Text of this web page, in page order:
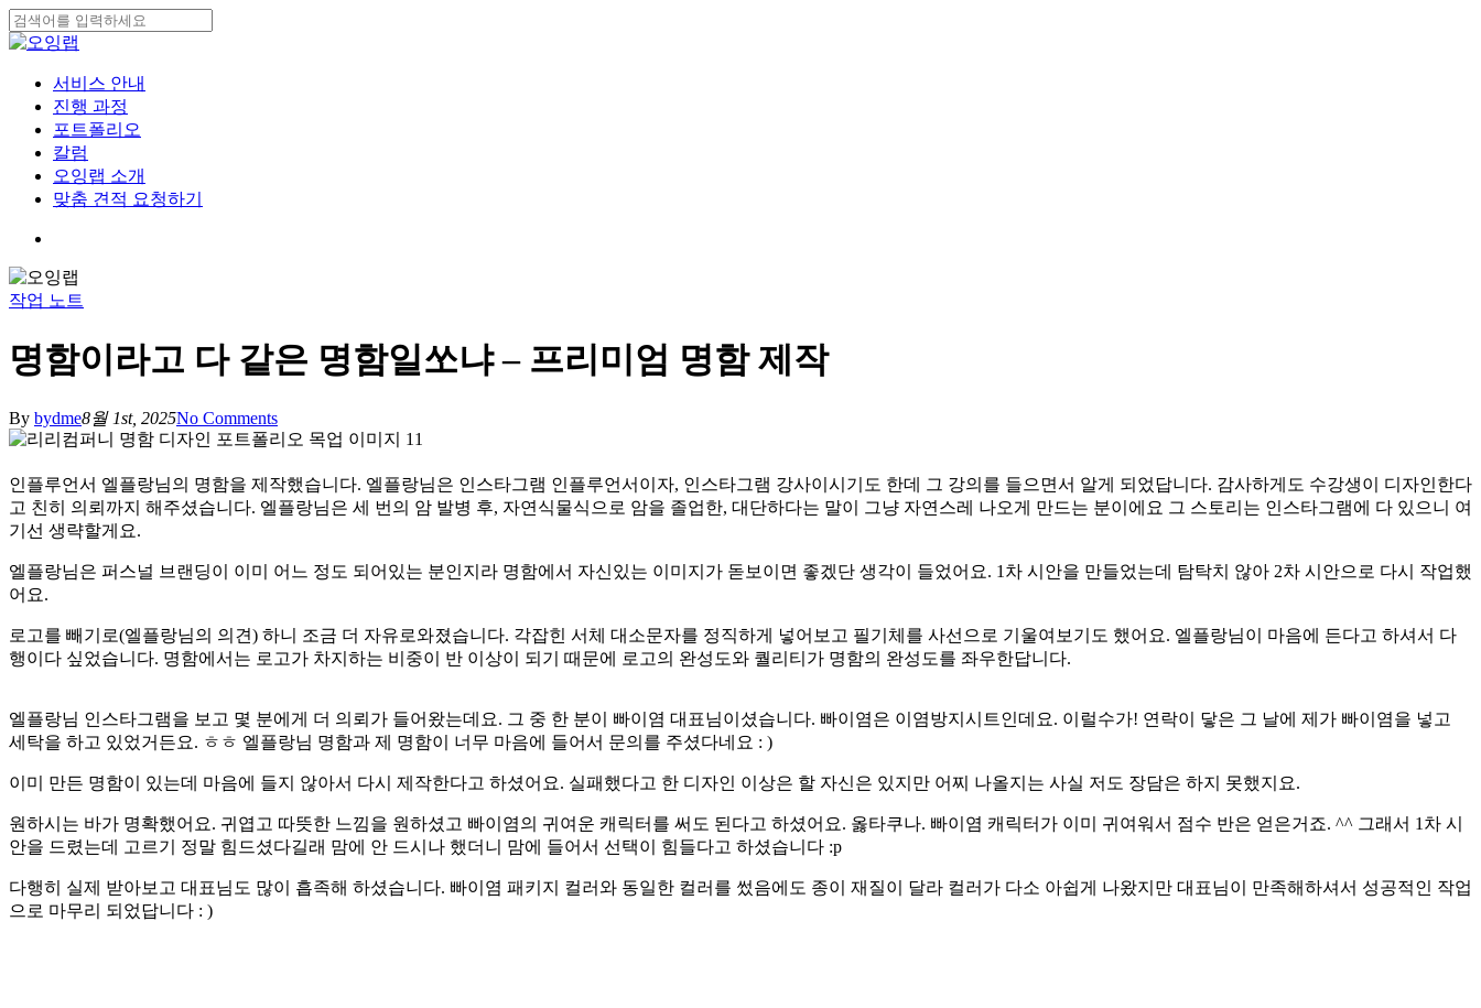
Skip
to
main
content
Close
search
Menu
서비스 안내
진행 과정
포트폴리오
칼럼
오잉랩 소개
맞춤 견적 요청하기
작업 노트
명함이라고 다 같은 명함일쏘냐 – 프리미엄 명함 제작
By bydme8월 1st, 2025No Comments
인플루언서 엘플랑님의 명함을 제작했습니다. 엘플랑님은 인스타그램 인플루언서이자, 인스타그램 강사이시기도 한데 그 강의를 들으면서 알게 되었답니다. 감사하게도 수강생이 디자인한다
고 친히 의뢰까지 해주셨습니다. 엘플랑님은 세 번의 암 발병 후, 자연식물식으로 암을 졸업한, 대단하다는 말이 그냥 자연스레 나오게 만드는 분이에요 그 스토리는 인스타그램에 다 있으니 여
기선 생략할게요.
엘플랑님은 퍼스널 브랜딩이 이미 어느 정도 되어있는 분인지라 명함에서 자신있는 이미지가 돋보이면 좋겠단 생각이 들었어요. 1차 시안을 만들었는데 탐탁치 않아 2차 시안으로 다시 작업했
어요.
로고를 빼기로(엘플랑님의 의견) 하니 조금 더 자유로와졌습니다. 각잡힌 서체 대소문자를 정직하게 넣어보고 필기체를 사선으로 기울여보기도 했어요. 엘플랑님이 마음에 든다고 하셔서 다
행이다 싶었습니다. 명함에서는 로고가 차지하는 비중이 반 이상이 되기 때문에 로고의 완성도와 퀄리티가 명함의 완성도를 좌우한답니다.
엘플랑님 인스타그램을 보고 몇 분에게 더 의뢰가 들어왔는데요. 그 중 한 분이 빠이염 대표님이셨습니다. 빠이염은 이염방지시트인데요. 이럴수가! 연락이 닿은 그 날에 제가 빠이염을 넣고
세탁을 하고 있었거든요. ㅎㅎ 엘플랑님 명함과 제 명함이 너무 마음에 들어서 문의를 주셨다네요 : )
이미 만든 명함이 있는데 마음에 들지 않아서 다시 제작한다고 하셨어요. 실패했다고 한 디자인 이상은 할 자신은 있지만 어찌 나올지는 사실 저도 장담은 하지 못했지요.
원하시는 바가 명확했어요. 귀엽고 따뜻한 느낌을 원하셨고 빠이염의 귀여운 캐릭터를 써도 된다고 하셨어요. 옳타쿠나. 빠이염 캐릭터가 이미 귀여워서 점수 반은 얻은거죠. ^^ 그래서 1차 시
안을 드렸는데 고르기 정말 힘드셨다길래 맘에 안 드시나 했더니 맘에 들어서 선택이 힘들다고 하셨습니다 :p
다행히 실제 받아보고 대표님도 많이 흡족해 하셨습니다. 빠이염 패키지 컬러와 동일한 컬러를 썼음에도 종이 재질이 달라 컬러가 다소 아쉽게 나왔지만 대표님이 만족해하셔서 성공적인 작업
으로 마무리 되었답니다 : )